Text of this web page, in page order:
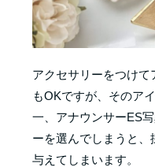
アクセサリーをつけて
もOKですが、そのア
一、アナウンサーES
ーを選んでしまうと
与えてしまいます。